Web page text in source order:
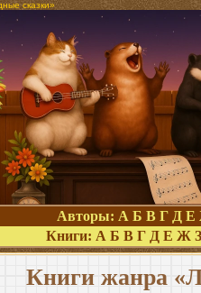
сказки»
Авторы: А Б В Г Д Е
Книги: А Б В Г Д Е Ж З
Книги жанра